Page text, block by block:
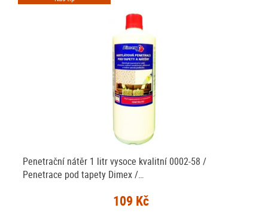
Penetrační nátěr 1 litr vysoce kvalitní 0002-58 /
Penetrace pod tapety Dimex /…
109 Kč